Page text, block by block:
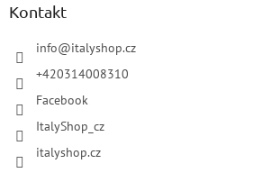
Kontakt
info@italyshop.cz
+420314008310
Facebook
ItalyShop_cz
italyshop.cz